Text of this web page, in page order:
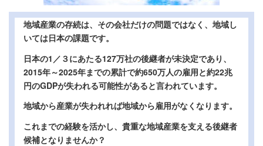
地域産業の存続は、その会社だけの問題ではなく、地域し
いては日本の課題です。
日本の1／３にあたる127万社の後継者が未決定であり、
2015年～2025年までの累計で約650万人の雇用と約22兆
円のGDPが失われる可能性があると言われています。
地域から産業が失われれば地域から雇用がなくなります。
これまでの経験を活かし、貴重な地域産業を支える後継者
候補となりませんか？